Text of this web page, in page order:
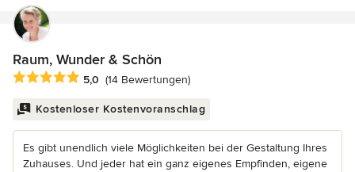
Raum, Wunder & Schön
Durchschnittliche Bewertung: 5 von 5 Sternen
5,0 (14 Bewertungen)
Kostenloser Kostenvoranschlag
Es gibt unendlich viele Möglichkeiten bei der Gestaltung Ihres
Zuhauses. Und jeder hat ein ganz eigenes Empfinden, eigene